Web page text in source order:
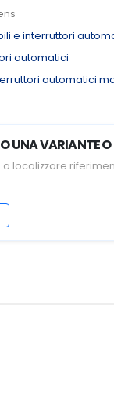
e interruttori
automatici
automatici
UNA VARIANTE
localizzare